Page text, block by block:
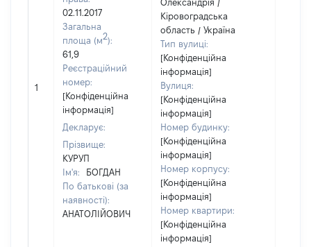
1
02.11.2017
Загальна
площа (м2):
61,9
Реєстраційний
номер:
[Конфіденційна
інформація]
Декларує:
Прізвище:
КУРУП
Ім'я:
БОГДАН
По батькові (за
наявності):
АНАТОЛІЙОВИЧ
Олександрія /
Кіровоградська
область / Україна
Тип вулиці:
[Конфіденційна
інформація]
Вулиця:
[Конфіденційна
інформація]
Номер будинку:
[Конфіденційна
інформація]
Номер корпусу:
[Конфіденційна
інформація]
Номер квартири:
[Конфіденційна
інформація]